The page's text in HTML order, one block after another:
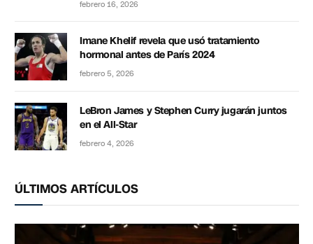
febrero 16, 2026
Imane Khelif revela que usó tratamiento
hormonal antes de París 2024
febrero 5, 2026
LeBron James y Stephen Curry jugarán juntos
en el All-Star
febrero 4, 2026
ÚLTIMOS ARTÍCULOS